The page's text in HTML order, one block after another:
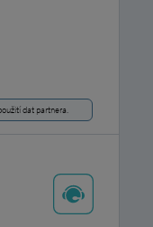
dat partnera.